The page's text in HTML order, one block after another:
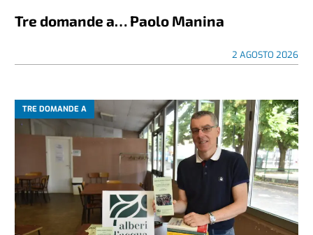
Tre domande a… Paolo Manina
2 AGOSTO 2026
TRE DOMANDE A